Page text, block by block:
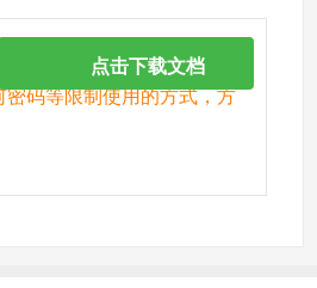
密码等限制使用的方式，方
点击下载文档